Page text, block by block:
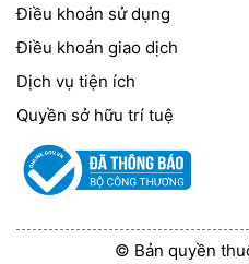
Điều khoản sử dụng
Điều khoản giao dịch
Dịch vụ tiện ích
Quyền sở hữu trí tuệ
© Bản quyền